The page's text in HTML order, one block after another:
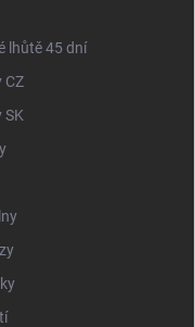
lhůtě 45 dní
CZ